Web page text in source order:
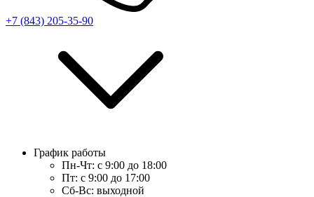
+7 (843) 205-35-90
График работы
Пн-Чт: с 9:00 до 18:00
Пт: с 9:00 до 17:00
Сб-Вс: выходной